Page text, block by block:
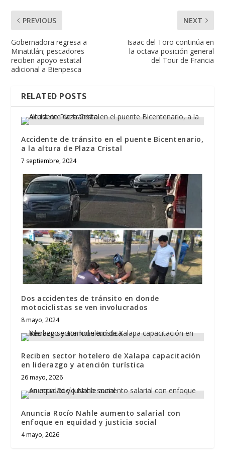
PREVIOUS
Gobernadora regresa a
Minatitlán; pescadores
reciben apoyo estatal
adicional a Bienpesca
NEXT
Isaac del Toro continúa en
la octava posición general
del Tour de Francia
RELATED POSTS
Accidente de tránsito en el puente Bicentenario,
a la altura de Plaza Cristal
7 septiembre, 2024
Dos accidentes de tránsito en donde
motociclistas se ven involucrados
8 mayo, 2024
Reciben sector hotelero de Xalapa capacitación
en liderazgo y atención turística
26 mayo, 2026
Anuncia Rocío Nahle aumento salarial con
enfoque en equidad y justicia social
4 mayo, 2026